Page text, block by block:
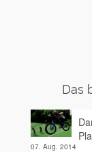
Das
07. Aug. 2014